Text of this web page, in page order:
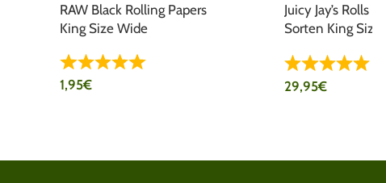
RAW Black Rolling Papers
King Size Wide
1,95€
Juicy Jay’s Rolls
Sorten King Size
29,95€